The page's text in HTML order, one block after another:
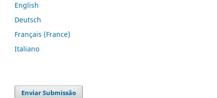
English
Deutsch
Français (France)
Italiano
Enviar Submissão